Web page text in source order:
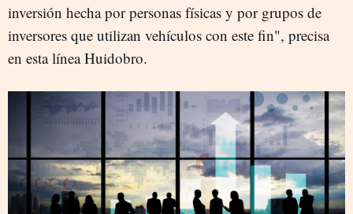
inversión hecha por personas físicas y por grupos de
inversores que utilizan vehículos con este fin", precisa
en esta línea Huidobro.